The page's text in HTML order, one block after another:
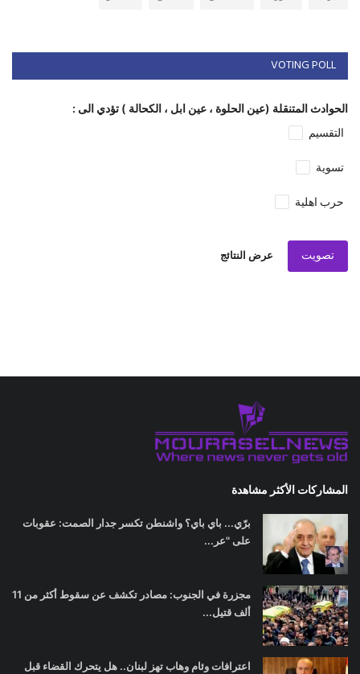
VOTING POLL
الحوادث المتنقلة (عين الحلوة ، عين ابل ، الكحالة ) تؤدي الى :
التقسيم
تسوية
حرب اهلية
تصويت عرض النتائج
المشاركات الأكثر مشاهدة
برّي... باي باي؟ واشنطن تكسر جدار الصمت: عقوبات
على "عر...
مجزرة في الجنوب: مصادر تكشف عن سقوط أكثر من 11
ألف قتيل...
اعترافات وئام وهاب تهز لبنان.. هل يتحرك القضاء قبل